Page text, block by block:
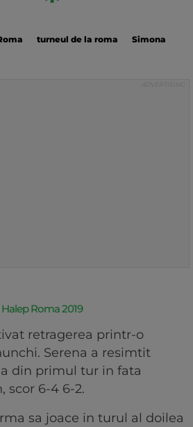
turneul de la roma
Simona
Roma 2019
retragerea printr-o
Serena a resimtit
din primul tur in fata
scor 6-4 6-2.
sa joace in turul al doilea